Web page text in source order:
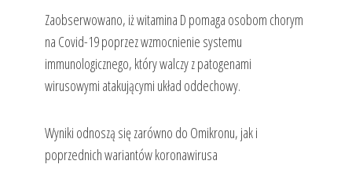
Zaobserwowano, iż witamina D pomaga osobom chorym
na Covid-19 poprzez wzmocnienie systemu
immunologicznego, który walczy z patogenami
wirusowymi atakującymi układ oddechowy.
Wyniki odnoszą się zarówno do Omikronu, jak i
poprzednich wariantów koronawirusa